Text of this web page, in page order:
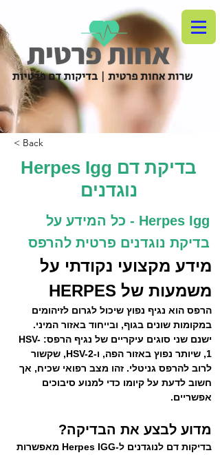
< Back
Herpes Igg בדיקת דם
נוגדנים
Herpes Igg - כל המידע על
בדיקת נוגדנים פרטית להרפס
מידע מקצועי נקודתי על
משמעות של HERPES
הרפס הוא נגיף נפוץ שיכול לגרום לזיהומים
במקומות שונים בגוף, ובייחוד באזור המיני.
ישנם שני סוגים עיקריים של נגיף הרפס: HSV-
1, שיותר נפוץ באזור הפה, ו-HSV-2, שקשור
לרוב להרפס גניטלי. זהו מצב רפואי שכיח, אך
חשוב לדעת על קיומו כדי למנוע סיבוכים
אפשריים.
מדוע לבצע את הבדיקה?
בדיקות דם לנוגדנים ל-Herpes IGG מאפשרות